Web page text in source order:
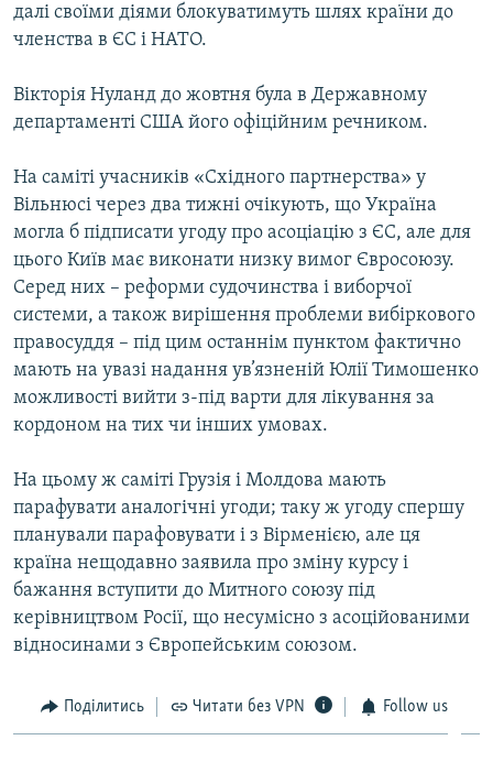
далі своїми діями блокуватимуть шлях країни до
членства в ЄС і НАТО.
Вікторія Нуланд до жовтня була в Державному
департаменті США його офіційним речником.
На саміті учасників «Східного партнерства» у
Вільнюсі через два тижні очікують, що Україна
могла б підписати угоду про асоціацію з ЄС, але для
цього Київ має виконати низку вимог Євросоюзу.
Серед них – реформи судочинства і виборчої
системи, а також вирішення проблеми вибіркового
правосуддя – під цим останнім пунктом фактично
мають на увазі надання ув’язненій Юлії Тимошенко
можливості вийти з-під варти для лікування за
кордоном на тих чи інших умовах.
На цьому ж саміті Грузія і Молдова мають
парафувати аналогічні угоди; таку ж угоду спершу
планували парафовувати і з Вірменією, але ця
країна нещодавно заявила про зміну курсу і
бажання вступити до Митного союзу під
керівництвом Росії, що несумісно з асоційованими
відносинами з Європейським союзом.
Поділитись Читати без VPN Follow us